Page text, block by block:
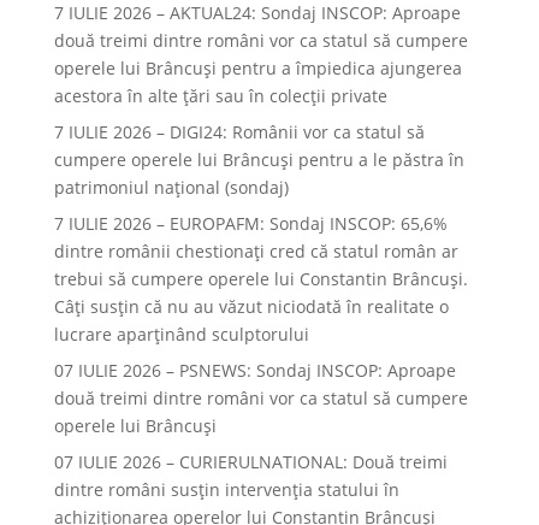
7 IULIE 2026 – AKTUAL24: Sondaj INSCOP: Aproape
două treimi dintre români vor ca statul să cumpere
operele lui Brâncuşi pentru a împiedica ajungerea
acestora în alte ţări sau în colecţii private
7 IULIE 2026 – DIGI24: Românii vor ca statul să
cumpere operele lui Brâncuși pentru a le păstra în
patrimoniul național (sondaj)
7 IULIE 2026 – EUROPAFM: Sondaj INSCOP: 65,6%
dintre românii chestionați cred că statul român ar
trebui să cumpere operele lui Constantin Brâncuși.
Câți susțin că nu au văzut niciodată în realitate o
lucrare aparținând sculptorului
07 IULIE 2026 – PSNEWS: Sondaj INSCOP: Aproape
două treimi dintre români vor ca statul să cumpere
operele lui Brâncuși
07 IULIE 2026 – CURIERULNATIONAL: Două treimi
dintre români susțin intervenția statului în
achiziționarea operelor lui Constantin Brâncuși